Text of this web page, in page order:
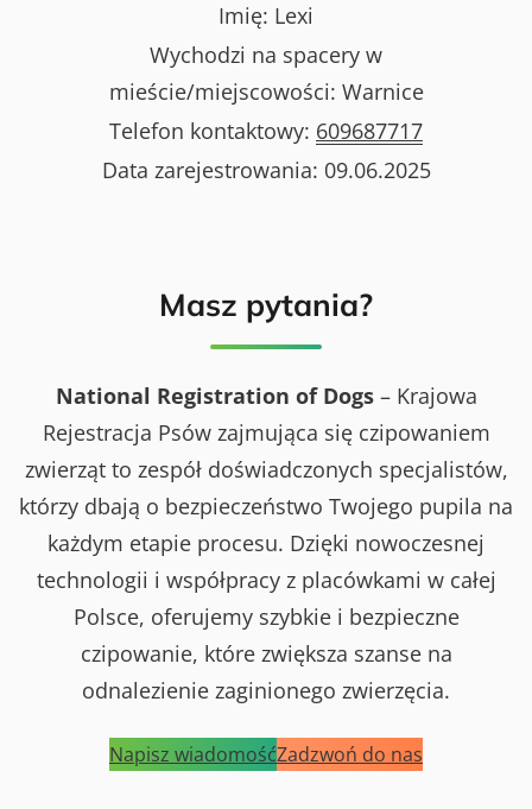
Imię: Lexi
Wychodzi na spacery w
mieście/miejscowości: Warnice
Telefon kontaktowy: 609687717
Data zarejestrowania: 09.06.2025
Masz pytania?
National Registration of Dogs– Krajowa
Rejestracja Psów zajmująca się czipowaniem
zwierząt to zespół doświadczonych specjalistów,
którzy dbają o bezpieczeństwo Twojego pupila na
każdym etapie procesu. Dzięki nowoczesnej
technologii i współpracy z placówkami w całej
Polsce, oferujemy szybkie i bezpieczne
czipowanie, które zwiększa szanse na
odnalezienie zaginionego zwierzęcia.
Napisz wiadomośćZadzwoń do nas